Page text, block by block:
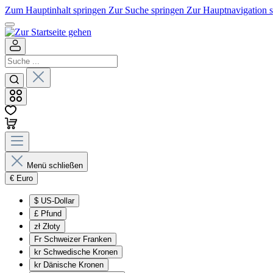
Zum Hauptinhalt springen Zur Suche springen Zur Hauptnavigation
Menü schließen
€ Euro
$ US-Dollar
£ Pfund
zł Złoty
Fr Schweizer Franken
kr Schwedische Kronen
kr Dänische Kronen